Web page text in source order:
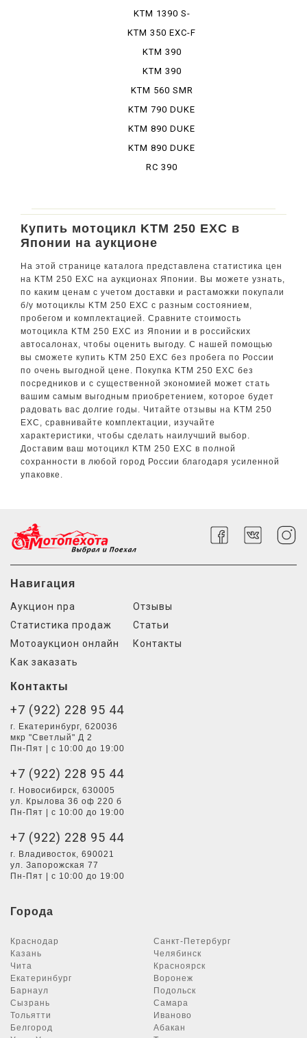
SUPER ADO...
KTM 1390 S-
DUKE R ...
KTM 350 EXC-F
SIXD...
KTM 390
ADVENTURE
KTM 390
ADVENTURE
SW
KTM 560 SMR
KTM 790 DUKE
KTM 890 DUKE
GP
KTM 890 DUKE
R
RC 390
Купить мотоцикл KTM 250 EXC в
Японии на аукционе
На этой странице каталога представлена статистика цен
на KTM 250 EXC на аукционах Японии. Вы можете узнать,
по каким ценам с учетом доставки и растаможки покупали
б/у мотоциклы KTM 250 EXC с разным состоянием,
пробегом и комплектацией. Сравните стоимость
мотоцикла KTM 250 EXC из Японии и в российских
автосалонах, чтобы оценить выгоду. С нашей помощью
вы сможете купить KTM 250 EXC без пробега по России
по очень выгодной цене. Покупка KTM 250 EXC без
посредников и с существенной экономией может стать
вашим самым выгодным приобретением, которое будет
радовать вас долгие годы. Читайте отзывы на KTM 250
EXC, сравнивайте комплектации, изучайте
характеристики, чтобы сделать наилучший выбор.
Доставим ваш мотоцикл KTM 250 EXC в полной
сохранности в любой город России благодаря усиленной
упаковке.
Навигация
Аукцион npa
Статистика продаж
Мотоаукцион онлайн
Как заказать
Отзывы
Статьи
Контакты
Контакты
+7 (922) 228 95 44
г. Екатеринбург, 620036
мкр "Светлый" Д 2
Пн-Пят | с 10:00 до 19:00
+7 (922) 228 95 44
г. Новосибирск, 630005
ул. Крылова 36 оф 220 б
Пн-Пят | с 10:00 до 19:00
+7 (922) 228 95 44
г. Владивосток, 690021
ул. Запорожская 77
Пн-Пят | с 10:00 до 19:00
Города
Краснодар
Санкт-Петербург
Казань
Челябинск
Чита
Красноярск
Екатеринбург
Воронеж
Барнаул
Подольск
Сызрань
Самара
Тольятти
Иваново
Белгород
Абакан